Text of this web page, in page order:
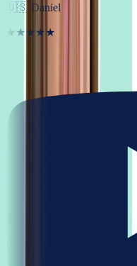
🇺🇸 Daniel
★★★★★